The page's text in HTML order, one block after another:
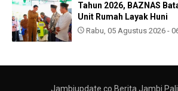
Tahun 2026, BAZNAS
Unit Rumah Layak Huni
Rabu, 05 Agustus 2026 -
Jambiupdate.co Berita Jambi